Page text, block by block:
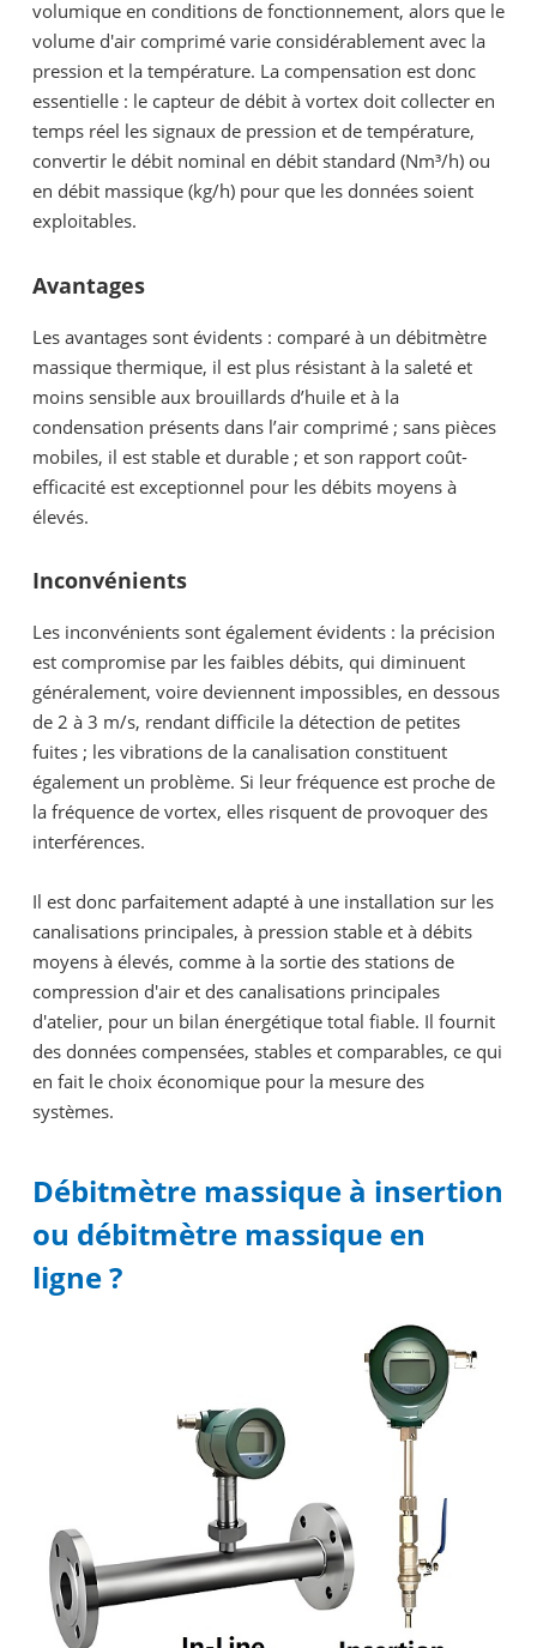
volumique en conditions de fonctionnement, alors que le
volume d'air comprimé varie considérablement avec la
pression et la température. La compensation est donc
essentielle : le capteur de débit à vortex doit collecter en
temps réel les signaux de pression et de température,
convertir le débit nominal en débit standard (Nm³/h) ou
en débit massique (kg/h) pour que les données soient
exploitables.
Avantages
Les avantages sont évidents : comparé à un débitmètre
massique thermique, il est plus résistant à la saleté et
moins sensible aux brouillards d’huile et à la
condensation présents dans l’air comprimé ; sans pièces
mobiles, il est stable et durable ; et son rapport coût-
efficacité est exceptionnel pour les débits moyens à
élevés.
Inconvénients
Les inconvénients sont également évidents : la précision
est compromise par les faibles débits, qui diminuent
généralement, voire deviennent impossibles, en dessous
de 2 à 3 m/s, rendant difficile la détection de petites
fuites ; les vibrations de la canalisation constituent
également un problème. Si leur fréquence est proche de
la fréquence de vortex, elles risquent de provoquer des
interférences.
Il est donc parfaitement adapté à une installation sur les
canalisations principales, à pression stable et à débits
moyens à élevés, comme à la sortie des stations de
compression d'air et des canalisations principales
d'atelier, pour un bilan énergétique total fiable. Il fournit
des données compensées, stables et comparables, ce qui
en fait le choix économique pour la mesure des
systèmes.
Débitmètre massique à insertion
ou débitmètre massique en
ligne ?